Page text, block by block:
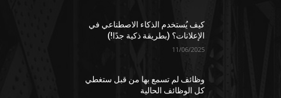
كيف يُستخدم الذكاء الاصطناعي في
الإعلانات؟ (بطريقة ذكية جدًا!)
11/06/2025
وظائف لم تسمع بها من قبل ستغطي
كل الوظائف الحالية